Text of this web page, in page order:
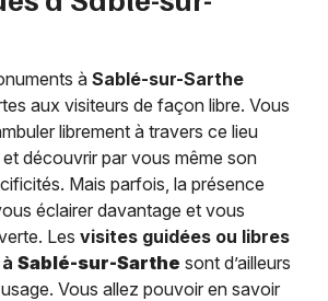
à Sablé-sur-Sarthe
aux visiteurs de façon libre. Vous
librement à travers ce lieu
et découvrir par vous même son
Mais parfois, la présence
éclairer davantage et vous
Les visites guidées ou libres
Sablé-sur-Sarthe sont d’ailleurs
Vous allez pouvoir en savoir